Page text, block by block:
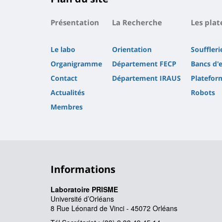
Présentation
Le labo
Organigramme
Contact
Actualités
Membres
La Recherche
Orientation
Département FECP
Département IRAUS
Les
Bancs
Robots
Informations
Laboratoire PRISME
Université d’Orléans
8 Rue Léonard de Vinci - 45072 Orléans